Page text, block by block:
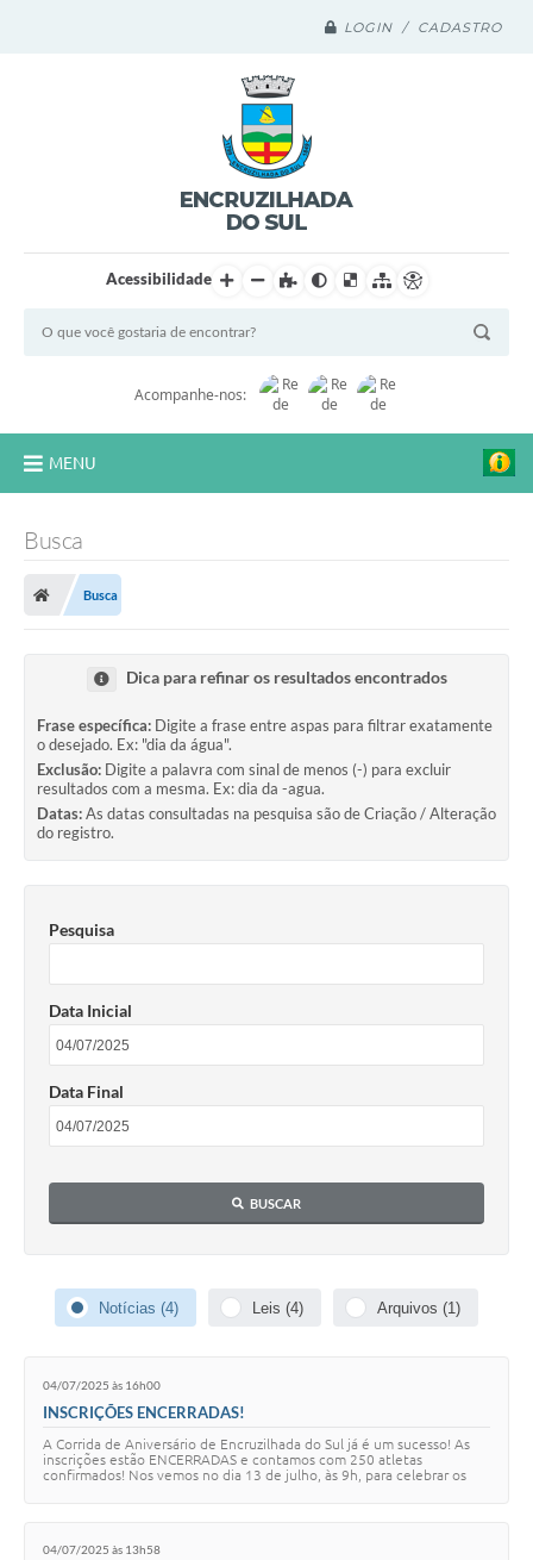
LOGIN / CADASTRO
Acessibilidade
Acompanhe-nos:
MENU
Município
Transparência
1DOC
Legislação
PARCEIROS
Links
Contato
Carta de Serviços
Relatório Ouvidoria 2021
Relatório Ouvidoria 2024
Galeria de Fotos
Busca
Busca
Dica para refinar os resultados encontrados
Frase específica: Digite a frase entre aspas para filtrar exatamente
o desejado. Ex: "dia da água".
Exclusão: Digite a palavra com sinal de menos (-) para excluir
resultados com a mesma. Ex: dia da -agua.
Datas:As datas consultadas na pesquisa são de Criação / Alteração
do registro.
Pesquisa
Data Inicial
Data Final
BUSCAR
Notícias (4) Leis (4) Arquivos (1)
04/07/2025 às 16h00
INSCRIÇÕES ENCERRADAS!
A Corrida de Aniversário de Encruzilhada do Sul já é um sucesso! As
inscrições estão ENCERRADAS e contamos com 250 atletas
confirmados! Nos vemos no dia 13 de julho, às 9h, para celebrar os
04/07/2025 às 13h58